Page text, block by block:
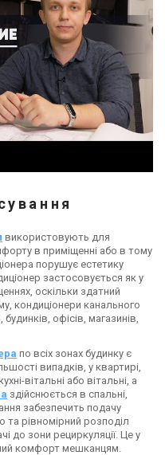
використовують для
в приміщенні або в тому
порушує естетику
застосовується як у
оскільки здатний
кондиціонери канального
офісів, магазинів,
по всіх зонах будинку є
випадків, у квартирі,
вітальні або вітальні, а
здійснюється в спальні,
забезпечить подачу
рівномірний розподіл
до зони рециркуляції. Це у
комфорт мешканцям.